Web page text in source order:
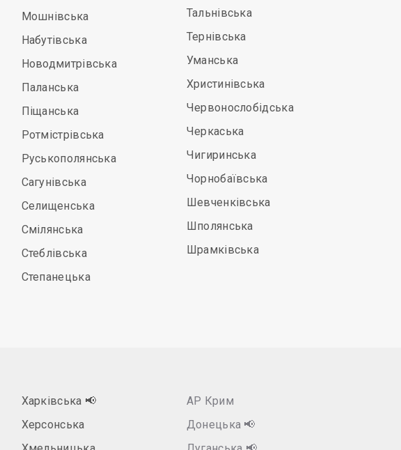
Мошнівська
Набутівська
Новодмитрівська
Паланська
Піщанська
Ротмістрівська
Руськополянська
Сагунівська
Селищенська
Смілянська
Стеблівська
Степанецька
Тальнівська
Тернівська
Уманська
Христинівська
Червонослобідська
Черкаська
Чигиринська
Чорнобаївська
Шевченківська
Шполянська
Шрамківська
Харківська 📢
Херсонська
АР Крим
Донецька 📢